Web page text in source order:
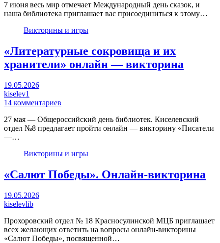
7 июня весь мир отмечает Международный день сказок, и
наша библиотека приглашает вас присоединиться к этому…
Викторины и игры
«Литературные сокровища и их
хранители» онлайн — викторина
19.05.2026
kiselev1
14 комментариев
27 мая — Общероссийский день библиотек. Киселевский
отдел №8 предлагает пройти онлайн — викторину «Писатели
—…
Викторины и игры
«Салют Победы». Онлайн-викторина
19.05.2026
kiselevlib
Прохоровский отдел № 18 Красносулинской МЦБ приглашает
всех желающих ответить на вопросы онлайн-викторины
«Салют Победы», посвященной…